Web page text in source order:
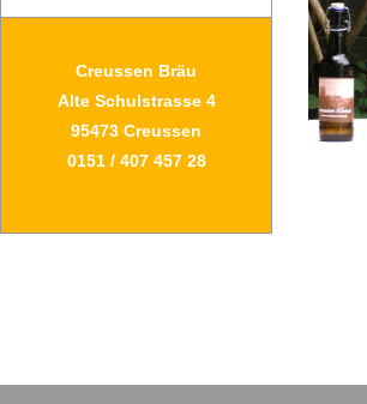
Creussen Bräu
Alte Schulstrasse 4
95473 Creussen
0151 / 407 457 28